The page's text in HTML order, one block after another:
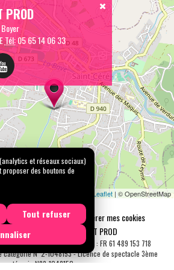
PROD
Tél:05 65 14 06 33
Leaflet | © OpenStreetMap
Confidentialité
Gérer mes cookies
© 2026 |
CARREMENT PROD
- APE : 9001 Z - N° TVA Int. : FR 61 489 153 718
N°2-1048153 - Licence de spectacle 3ème
catégorie N°3-1048152
et réseaux sociaux)
des boutons de
Tout refuser